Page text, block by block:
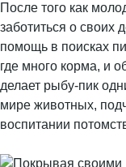
После того как
заботиться о своих
помощь в поисках
где много корма, и
делает рыбу-пик
мире животных,
воспитании